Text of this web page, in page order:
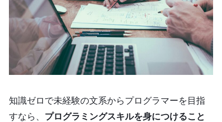
知識ゼロで未経験の文系からプログラマーを目指
すなら、 プログラミングスキルを身につけること